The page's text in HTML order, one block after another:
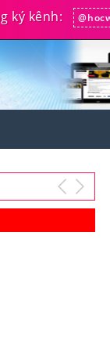
ký kênh: